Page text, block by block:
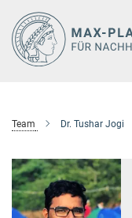
Hauptinhalt
Team Dr. Tushar Jogi